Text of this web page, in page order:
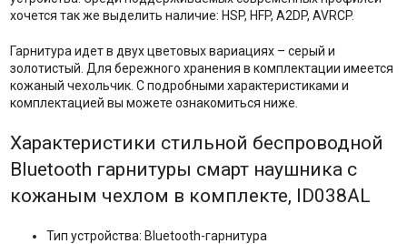
хочется так же выделить наличие: HSP, HFP, A2DP, AVRCP.
Гарнитура идет в двух цветовых вариациях – серый и
золотистый. Для бережного хранения в комплектации имеется
кожаный чехольчик. С подробными характеристиками и
комплектацией вы можете ознакомиться ниже.
Характеристики стильной беспроводной
Bluetooth гарнитуры смарт наушника с
кожаным чехлом в комплекте, ID038AL
Тип устройства: Bluetooth-гарнитура